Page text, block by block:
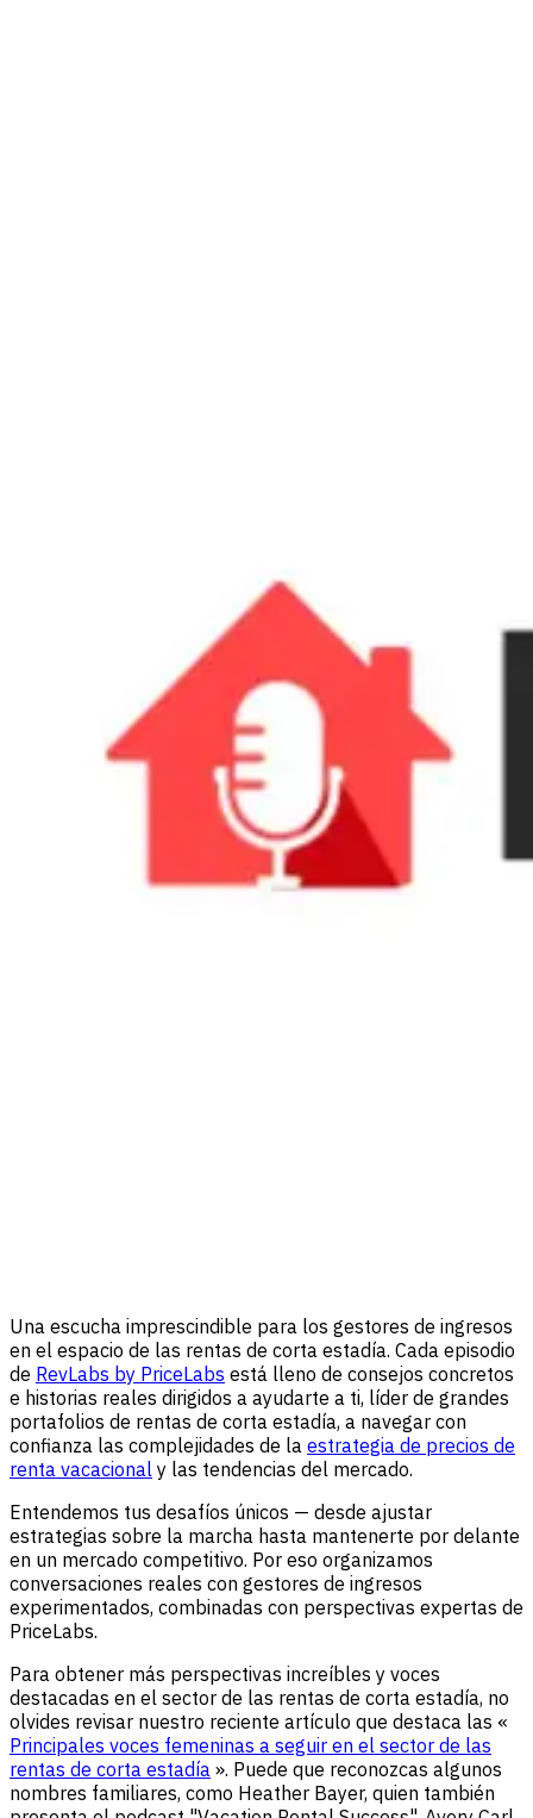
Una escucha imprescindible para los gestores de ingresos
en el espacio de las rentas de corta estadía. Cada episodio
de RevLabs by PriceLabs está lleno de consejos concretos
e historias reales dirigidos a ayudarte a ti, líder de grandes
portafolios de rentas de corta estadía, a navegar con
confianza las complejidades de la estrategia de precios de
renta vacacional y las tendencias del mercado.
Entendemos tus desafíos únicos — desde ajustar
estrategias sobre la marcha hasta mantenerte por delante
en un mercado competitivo. Por eso organizamos
conversaciones reales con gestores de ingresos
experimentados, combinadas con perspectivas expertas de
PriceLabs.
Para obtener más perspectivas increíbles y voces
destacadas en el sector de las rentas de corta estadía, no
olvides revisar nuestro reciente artículo que destaca las «
Principales voces femeninas a seguir en el sector de las
rentas de corta estadía ». Puede que reconozcas algunos
nombres familiares, como Heather Bayer, quien también